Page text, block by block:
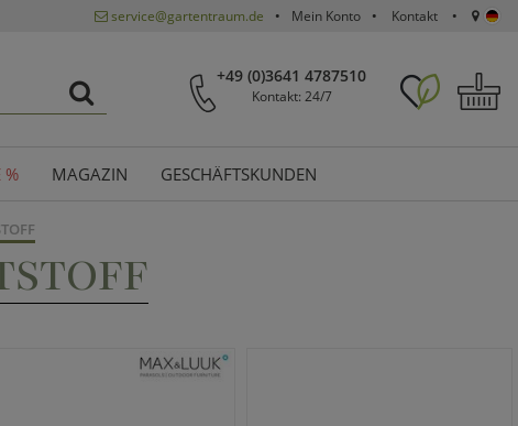
service@gartentraum.de Mein Konto Kontakt
+49 (0)3641 4787510
Kontakt: 24/7
% MAGAZIN GESCHÄFTSKUNDEN